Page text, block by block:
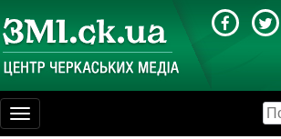
Toggle
navigation